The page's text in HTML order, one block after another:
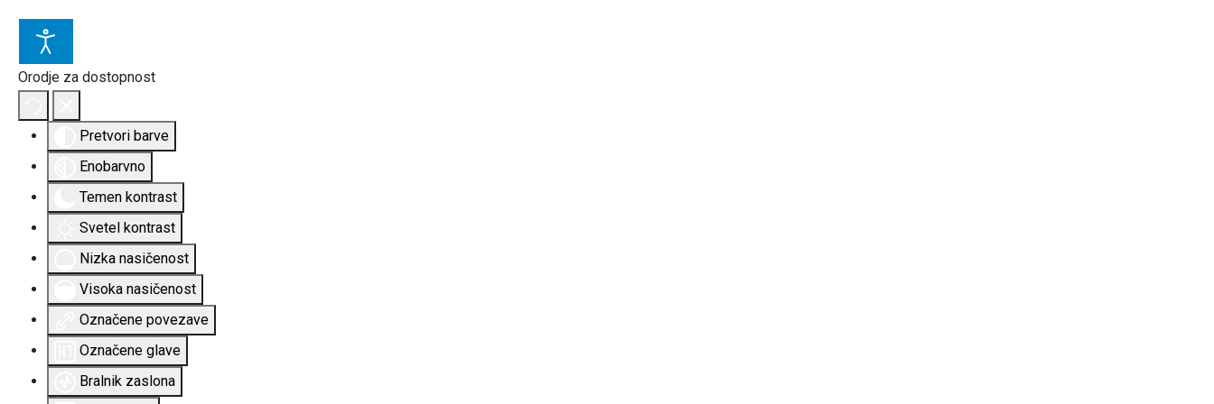
Orodje za dostopnost
Pretvori barve
Enobarvno
Temen kontrast
Svetel kontrast
Nizka nasičenost
Visoka nasičenost
Označene povezave
Označene glave
Bralnik zaslona